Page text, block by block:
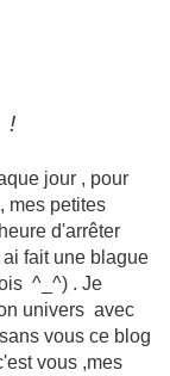
!
jour , pour
mes petites
d'arrêter
fait une blague
^_^) . Je
univers avec
vous ce blog
vous ,mes